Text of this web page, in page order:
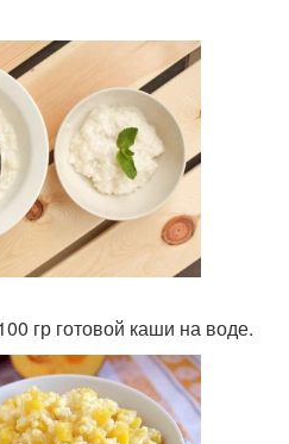
гр готовой каши на воде.